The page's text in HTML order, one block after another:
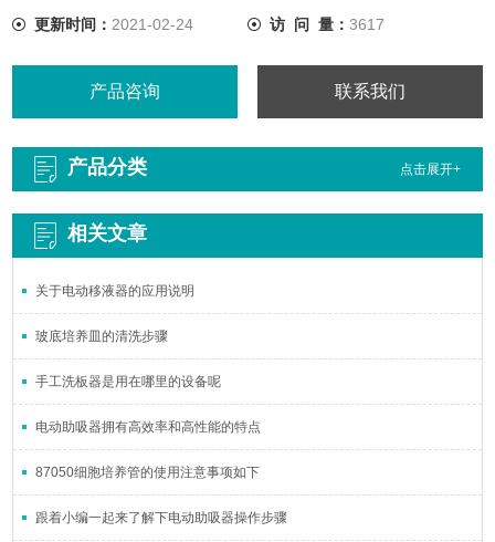
更新时间： 2021-02-24 访 问 量： 3617
产品咨询 联系我们
产品分类 点击展开+
相关文章
关于电动移液器的应用说明
玻底培养皿的清洗步骤
手工洗板器是用在哪里的设备呢
电动助吸器拥有高效率和高性能的特点
87050细胞培养管的使用注意事项如下
跟着小编一起来了解下电动助吸器操作步骤